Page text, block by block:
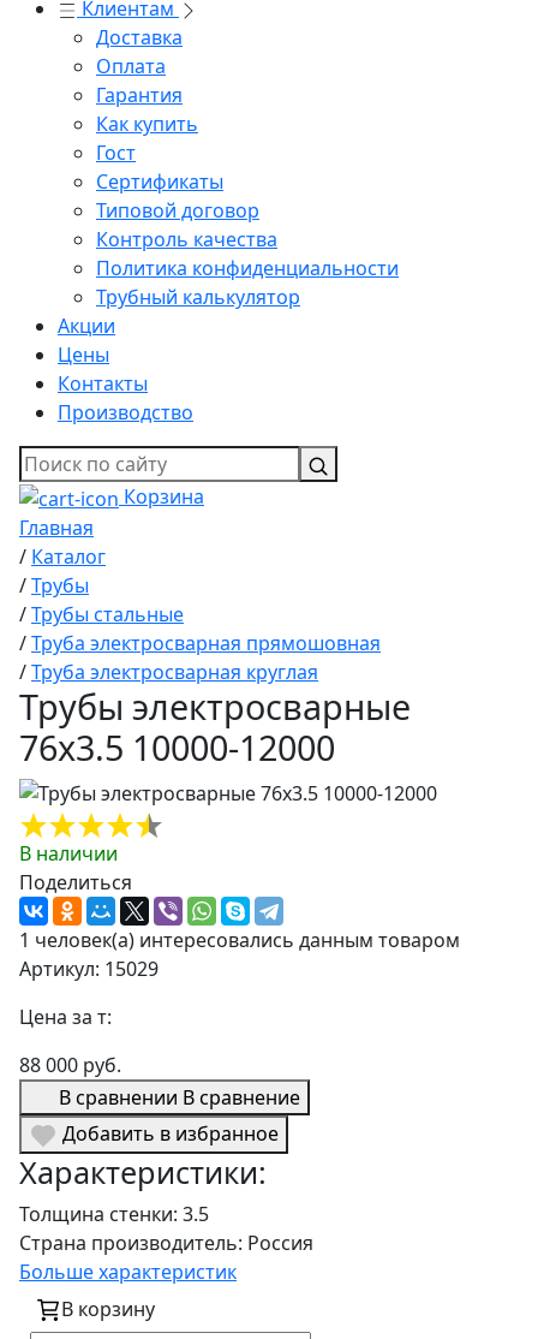
Клиентам
Доставка
Оплата
Гарантия
Как купить
Гост
Сертификаты
Типовой договор
Контроль качества
Политика конфиденциальности
Трубный калькулятор
Акции
Цены
Контакты
Производство
Корзина
Главная
/ Каталог
/Трубы
/Трубы стальные
/Труба электросварная прямошовная
/Труба электросварная круглая
Трубы электросварные
76х3.5 10000-12000
В наличии
Поделиться
1 человек(а) интересовались данным товаром
Артикул: 15029
Цена за т:
88 000 руб.
В сравнении В сравнение
Добавить в избранное
Характеристики:
Толщина стенки: 3.5
Страна производитель: Россия
Больше характеристик
В корзину